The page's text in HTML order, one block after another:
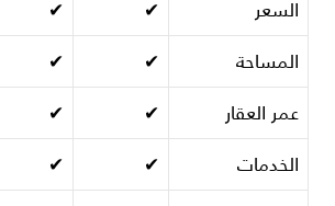
السعر ✔
✔
المساحة
✔
✔
عمر العقار
✔
✔
الخدمات
✔
✔